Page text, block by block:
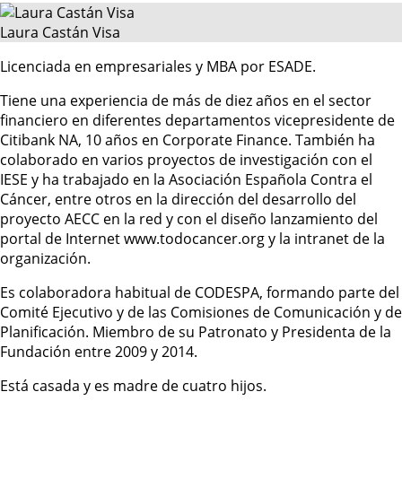
Laura Castán Visa
Licenciada en empresariales y MBA por ESADE.
Tiene una experiencia de más de diez años en el sector
financiero en diferentes departamentos vicepresidente de
Citibank NA, 10 años en Corporate Finance. También ha
colaborado en varios proyectos de investigación con el
IESE y ha trabajado en la Asociación Española Contra el
Cáncer, entre otros en la dirección del desarrollo del
proyecto AECC en la red y con el diseño lanzamiento del
portal de Internet www.todocancer.org y la intranet de la
organización.
Es colaboradora habitual de CODESPA, formando parte del
Comité Ejecutivo y de las Comisiones de Comunicación y de
Planificación. Miembro de su Patronato y Presidenta de la
Fundación entre 2009 y 2014.
Está casada y es madre de cuatro hijos.